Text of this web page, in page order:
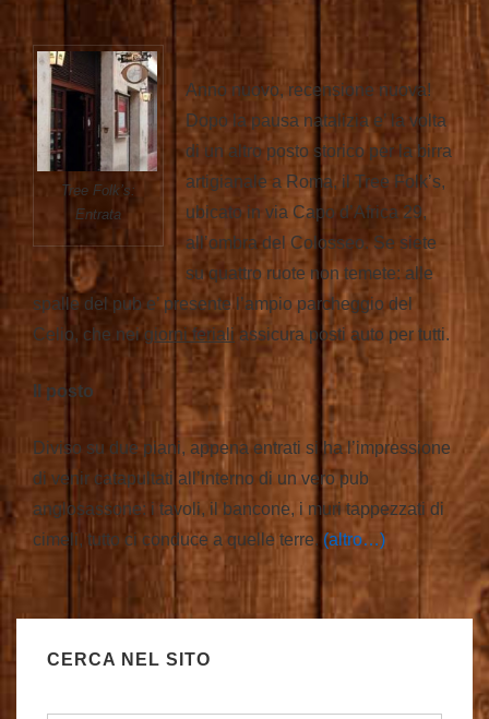
Tree Folk’s:
Entrata
Anno nuovo, recensione nuova!
Dopo la pausa natalizia e’ la volta
di un altro posto storico per la birra
artigianale a Roma, il Tree Folk’s,
ubicato in via Capo d’Africa 29,
all’ombra del Colosseo. Se siete
su quattro ruote non temete: alle
spalle del pub e’ presente l’ampio parcheggio del
Celio, che nei giorni feriali assicura posti auto per tutti.
Il posto
Diviso su due piani, appena entrati si ha l’impressione
di venir catapultati all’interno di un vero pub
anglosassone: i tavoli, il bancone, i muri tappezzati di
cimeli, tutto ci conduce a quelle terre. (altro…)
CERCA NEL SITO